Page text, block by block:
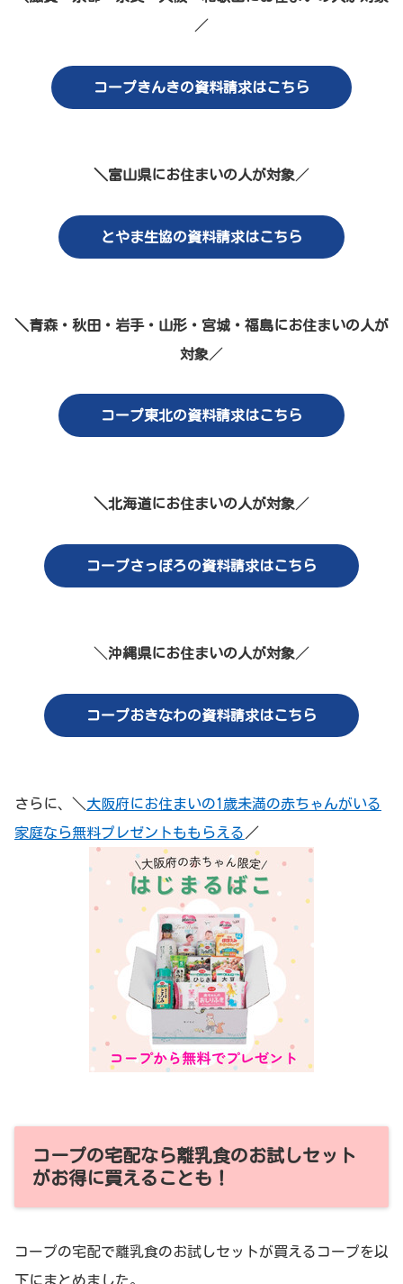
／
コープきんきの資料請求はこちら
＼富山県にお住まいの人が対象 ／
とやま生協の資料請求はこちら
＼青森・秋田・岩手・山形・宮城・福島にお住まいの人が
対象 ／
コープ東北の資料請求はこちら
＼北海道にお住まいの人が対象 ／
コープさっぽろの資料請求はこちら
＼沖縄県にお住まいの人が対象／
コープおきなわの資料請求はこちら
さらに、＼ 大阪府にお住まいの1歳未満の赤ちゃんがいる
家庭なら無料プレゼントももらえる ／
コープの宅配なら離乳食のお試しセット
がお得に買えることも！
コープの宅配で離乳食のお試しセットが買えるコープを以
下にまとめました。